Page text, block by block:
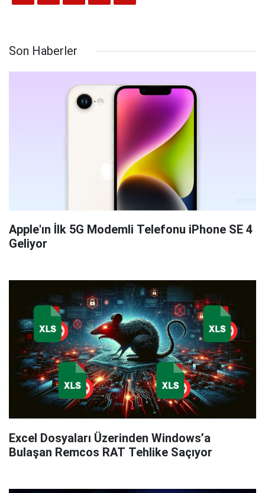
Son Haberler
Apple'ın İlk 5G Modemli Telefonu iPhone SE 4
Geliyor
Excel Dosyaları Üzerinden Windows’a
Bulaşan Remcos RAT Tehlike Saçıyor